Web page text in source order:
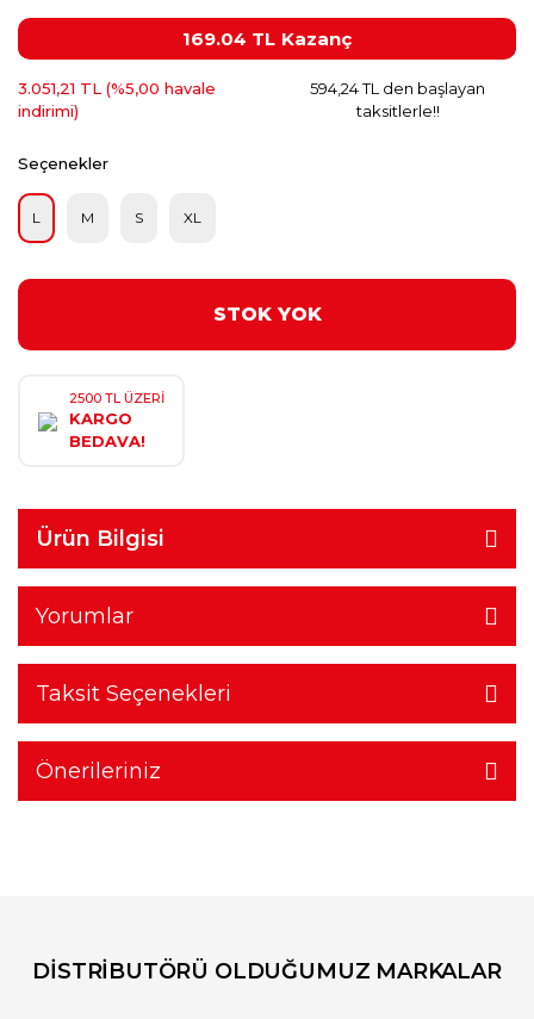
169.04 TL Kazanç
3.051,21 TL (%5,00 havale
indirimi)
594,24 TL den başlayan
taksitlerle!!
Seçenekler
L M S XL
STOK YOK
2500 TL ÜZERİ
KARGO
BEDAVA!
Ürün Bilgisi
Yorumlar
Taksit Seçenekleri
Önerileriniz
DİSTRİBUTÖRÜ OLDUĞUMUZ MARKALAR